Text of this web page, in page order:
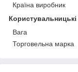
Країна виробник
Вага
Торговельна марка